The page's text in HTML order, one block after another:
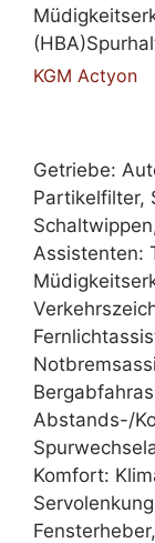
KGM Actyon
Getriebe:
Partikelfilter,
Assistenten:
Abstands-/
Komfort: